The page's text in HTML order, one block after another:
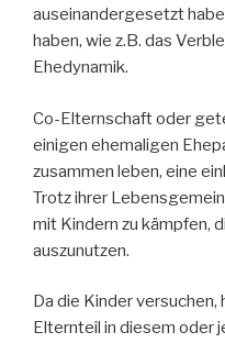
auseinandergesetzt
haben, wie z.B. das
Ehedynamik.
Co-Elternschaft oder
einigen ehemaligen
zusammen leben, eine
Trotz ihrer
mit Kindern zu kämpfen,
auszunutzen.
Da die Kinder
Elternteil in diesem oder